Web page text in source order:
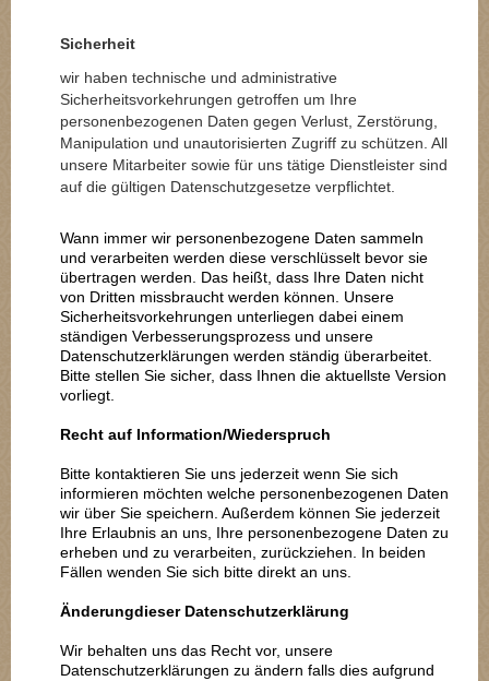
Sicherheit
wir haben technische und administrative
Sicherheitsvorkehrungen getroffen um Ihre
personenbezogenen Daten gegen Verlust, Zerstörung,
Manipulation und unautorisierten Zugriff zu schützen. All
unsere Mitarbeiter sowie für uns tätige Dienstleister sind
auf die gültigen Datenschutzgesetze verpflichtet.
Wann immer wir personenbezogene Daten sammeln
und verarbeiten werden diese verschlüsselt bevor sie
übertragen werden. Das heißt, dass Ihre Daten nicht
von Dritten missbraucht werden können. Unsere
Sicherheitsvorkehrungen unterliegen dabei einem
ständigen Verbesserungsprozess und unsere
Datenschutzerklärungen werden ständig überarbeitet.
Bitte stellen Sie sicher, dass Ihnen die aktuellste Version
vorliegt.
Recht auf Information/Wiederspruch
Bitte kontaktieren Sie uns jederzeit wenn Sie sich
informieren möchten welche personenbezogenen Daten
wir über Sie speichern. Außerdem können Sie jederzeit
Ihre Erlaubnis an uns, Ihre personenbezogene Daten zu
erheben und zu verarbeiten, zurückziehen. In beiden
Fällen wenden Sie sich bitte direkt an uns.
Änderungdieser Datenschutzerklärung
Wir behalten uns das Recht vor, unsere
Datenschutzerklärungen zu ändern falls dies aufgrund